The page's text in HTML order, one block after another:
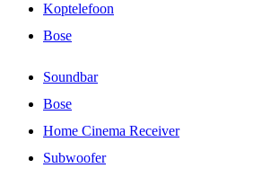
Koptelefoon
Bose
Soundbar
Bose
Home Cinema Receiver
Subwoofer